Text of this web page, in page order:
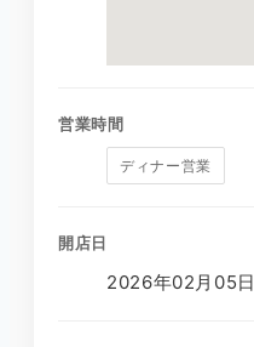
営業時間
ディナー営業
開店日
2026年02月05日